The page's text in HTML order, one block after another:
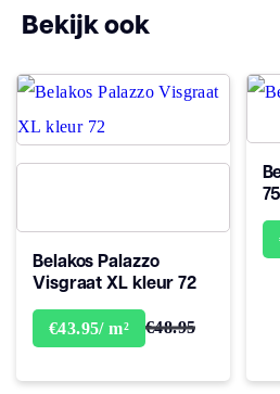
Bekijk ook
Belakos Palazzo
Visgraat XL kleur 72
€43.95/ m² €48.95